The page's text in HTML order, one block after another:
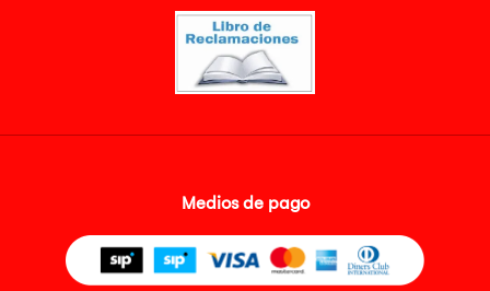
Medios de pago